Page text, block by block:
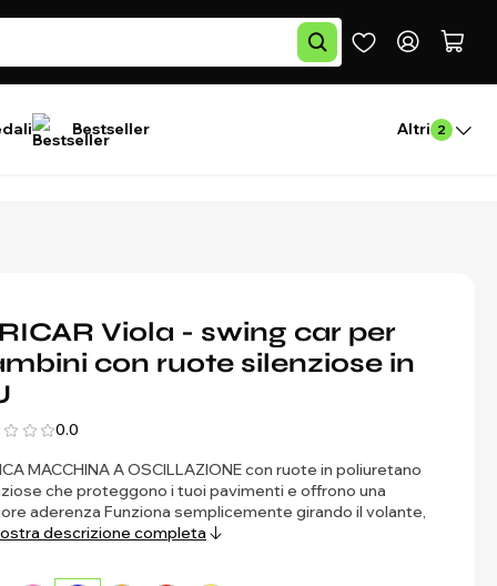
Bestseller Altri 2
Viola - swing car per
con ruote silenziose in
0.0
MACCHINA A OSCILLAZIONE con ruote in poliuretano
che proteggono i tuoi pavimenti e offrono una
aderenza Funziona semplicemente girando il volante,
descrizione completa